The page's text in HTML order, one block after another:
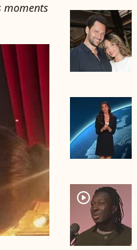
moments
player2